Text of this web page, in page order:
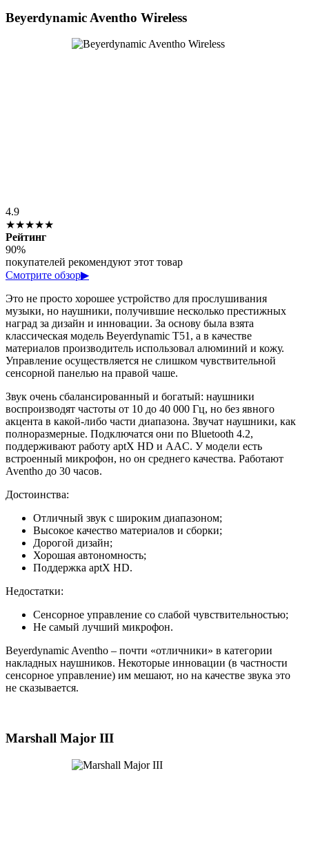
Beyerdynamic Aventho Wireless
4.9
★★★★★
Рейтинг
90%
покупателей рекомендуют этот товар
Смотрите обзор▶
Это не просто хорошее устройство для прослушивания
музыки, но наушники, получившие несколько престижных
наград за дизайн и инновации. За основу была взята
классическая модель Beyerdynamic T51, а в качестве
материалов производитель использовал алюминий и кожу.
Управление осуществляется не слишком чувствительной
сенсорной панелью на правой чаше.
Звук очень сбалансированный и богатый: наушники
воспроизводят частоты от 10 до 40 000 Гц, но без явного
акцента в какой-либо части диапазона. Звучат наушники, как
полноразмерные. Подключатся они по Bluetooth 4.2,
поддерживают работу aptX HD и AAC. У модели есть
встроенный микрофон, но он среднего качества. Работают
Aventho до 30 часов.
Достоинства:
Отличный звук с широким диапазоном;
Высокое качество материалов и сборки;
Дорогой дизайн;
Хорошая автономность;
Поддержка aptX HD.
Недостатки:
Сенсорное управление со слабой чувствительностью;
Не самый лучший микрофон.
Beyerdynamic Aventho – почти «отличники» в категории
накладных наушников. Некоторые инновации (в частности
сенсорное управление) им мешают, но на качестве звука это
не сказывается.
Marshall Major III